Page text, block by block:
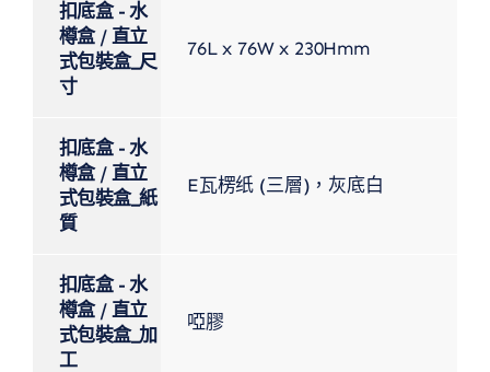
扣底盒 - 水
樽盒 / 直立
式包裝盒_尺
寸
76L x 76W x 230Hmm
扣底盒 - 水
樽盒 / 直立
式包裝盒_紙
質
E瓦楞纸 (三層)，灰底白
扣底盒 - 水
樽盒 / 直立
式包裝盒_加
工
啞膠